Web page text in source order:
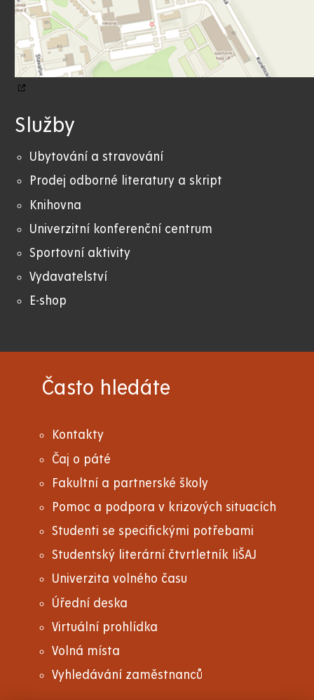
Služby
Ubytování a stravování
Prodej odborné literatury a skript
Knihovna
Univerzitní konferenční centrum
Sportovní aktivity
Vydavatelství
E-shop
Často hledáte
Kontakty
Čaj o páté
Fakultní a partnerské školy
Pomoc a podpora v krizových situacích
Studenti se specifickými potřebami
Studentský literární čtvrtletník liŠAJ
Univerzita volného času
Úřední deska
Virtuální prohlídka
Volná místa
Vyhledávání zaměstnanců